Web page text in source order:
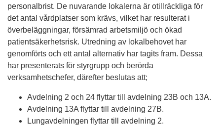
personalbrist. De nuvarande lokalerna är otillräckliga för
det antal vårdplatser som krävs, vilket har resulterat i
överbeläggningar, försämrad arbetsmiljö och ökad
patientsäkerhetsrisk. Utredning av lokalbehovet har
genomförts och ett antal alternativ har tagits fram. Dessa
har presenterats för styrgrupp och berörda
verksamhetschefer, därefter beslutas att;
Avdelning 2 och 24 flyttar till avdelning 23B och 13A.
Avdelning 13A flyttar till avdelning 27B.
Lungavdelningen flyttar till avdelning 2.